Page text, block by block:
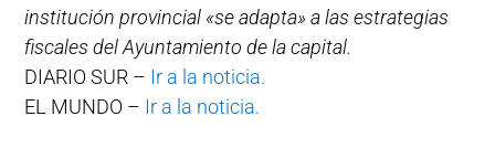
institución provincial «se adapta» a las estrategias
fiscales del Ayuntamiento de la capital.
DIARIO SUR – Ir a la noticia.
EL MUNDO – Ir a la noticia.